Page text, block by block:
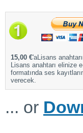
15,00 €'aLisans
Lisans anahtarı elinize
formatında ses
verecek.
... or